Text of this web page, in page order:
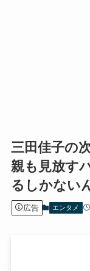
三田佳子の
親も見放す
るしかない
広告 エンタメ